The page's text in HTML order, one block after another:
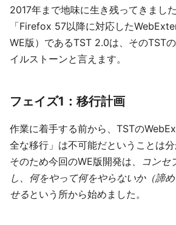
2017年まで地味に生き残ってきました
「Firefox 57以降に対応した
WE版）であるTST 2.0は、そのTST
イルストーンと言えます。
フェイズ1：移行計画
作業に着手する前から、TSTの
全な移行」は不可能だということは分
そのため今回のWE版開発は、 コンセ
し、何をやって何をやらないか（諦
せるという所から始めました。